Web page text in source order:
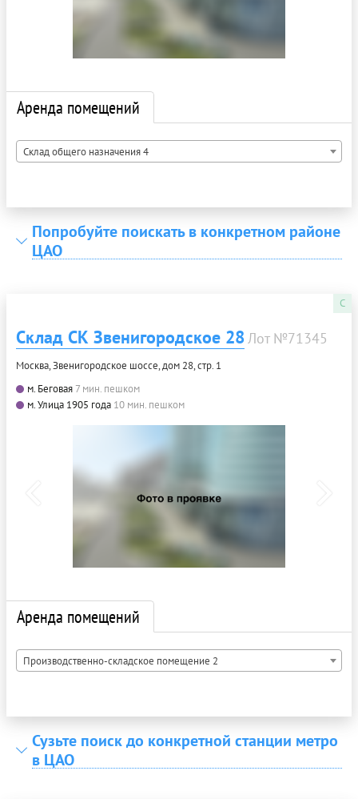
Аренда помещений
Склад общего назначения 4
Попробуйте поискать в конкретном районе
ЦАО
C
Склад СК Звенигородское 28Лот №71345
Москва, Звенигородское шоссе, дом 28, стр. 1
м. Беговая 7 мин. пешком
м. Улица 1905 года 10 мин. пешком
Аренда помещений
Производственно-складское помещение 2
Сузьте поиск до конкретной станции метро
в ЦАО